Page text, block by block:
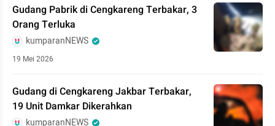
Gudang Pabrik di Cengkareng Terbakar, 3
Orang Terluka
kumparanNEWS
19 Mei 2026
Gudang di Cengkareng Jakbar Terbakar,
19 Unit Damkar Dikerahkan
kumparanNEWS